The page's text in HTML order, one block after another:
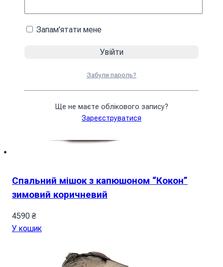
Спальний мішок з капюшоном “Кокон”
зимовий коричневий
4590 ₴
У кошик
Запам'ятати мене
Забули пароль?
Ще не маєте облікового запису?
Зареєструватися